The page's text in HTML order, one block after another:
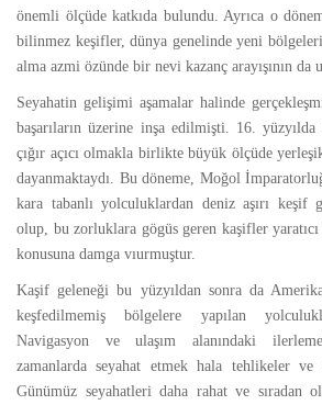
önemli ölçüde katkıda bulundu. Ayrıca o
bilinmez keşifler, dünya genelinde yeni
alma azmi özünde bir nevi kazanç arayışının da
Seyahatin gelişimi aşamalar halinde
başarıların üzerine inşa edilmişti. 16. yüzyılda
çığır açıcı olmakla birlikte büyük ölçüde
dayanmaktaydı. Bu döneme, Moğol
kara tabanlı yolculuklardan deniz aşırı keşif
olup, bu zorluklara gögüs geren kaşifler
konusuna damga vıurmuştur.
Kaşif geleneği bu yüzyıldan sonra da
keşfedilmemiş bölgelere yapılan
Navigasyon ve ulaşım alanındaki
zamanlarda seyahat etmek hala tehlikeler ve
Günümüz seyahatleri daha rahat ve sıradan